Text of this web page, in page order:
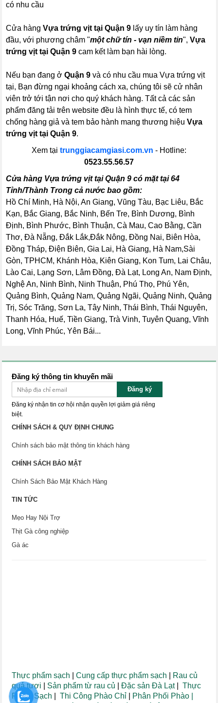
có nhu cầu
Cửa hàngVựa trứng vịt tại Quận 9 lấy uy tín làm hàng
đầu, với phương châm "một chữ tín - vạn niềm tin",Vựa
trứng vịt tại Quận 9 cam kết làm bạn hài lòng.
Nếu bạn đang ởQuận 9 và có nhu cầu mua Vựa trứng vịt
tại, Bạn đừng ngại khoảng cách xa, chúng tôi sẽ cử nhân
viên trở tới tận nơi cho quý khách hàng. Tất cả các sản
phẩm đăng tải trên website đều là hình thực tế, có tem
chống hàng giả và tem bảo hành mang thương hiệuVựa
trứng vịt tại Quận 9.
Xem tại trunggiacamgiasi.com.vn - Hotline:
0523.55.56.57
Cửa hàng Vựa trứng vịt tại Quận 9 có mặt tại 64
Tỉnh/Thành Trong cả nước bao gồm:
Hồ Chí Minh, Hà Nội, An Giang, Vũng Tàu, Bạc Liêu, Bắc
Kạn, Bắc Giang, Bắc Ninh, Bến Tre, Bình Dương, Bình
Định, Bình Phước, Bình Thuận, Cà Mau, Cao Bằng, Cần
Thơ, Đà Nẵng, Đắk Lắk,Đắk Nông, Đồng Nai, Biên Hòa,
Đồng Tháp, Điện Biên, Gia Lai, Hà Giang, Hà Nam,Sài
Gòn, TPHCM, Khánh Hòa, Kiên Giang, Kon Tum, Lai Châu,
Lào Cai, Lạng Sơn, Lâm Đồng, Đà Lạt, Long An, Nam Định,
Nghệ An, Ninh Bình, Ninh Thuận, Phú Thọ, Phú Yên,
Quảng Bình, Quảng Nam, Quảng Ngãi, Quảng Ninh, Quảng
Trị, Sóc Trăng, Sơn La, Tây Ninh, Thái Bình, Thái Nguyên,
Thanh Hóa, Huế, Tiền Giang, Trà Vinh, Tuyên Quang, Vĩnh
Long, Vĩnh Phúc, Yên Bái...
Đăng ký thông tin khuyến mãi
Đăng ký
Đăng ký nhận tin cơ hội nhận quyền lợi giảm giá riêng
biệt.
CHÍNH SÁCH & QUY ĐỊNH CHUNG
Chính sách bảo mật thông tin khách hàng
CHÍNH SÁCH BẢO MẬT
Chính Sách Bảo Mật Khách Hàng
TIN TỨC
Mẹo Hay Nội Trợ
Thịt Gà công nghiệp
Gà ác
Thực phẩm sạch |Cung cấp thực phẩm sạch
Rau củ
quả tươi
Sản phẩm từ rau củ |Đặc sản Đà Lạt|Thực
Phẩm Sạch |Thi Công Phào Chỉ Phân Phối Phào